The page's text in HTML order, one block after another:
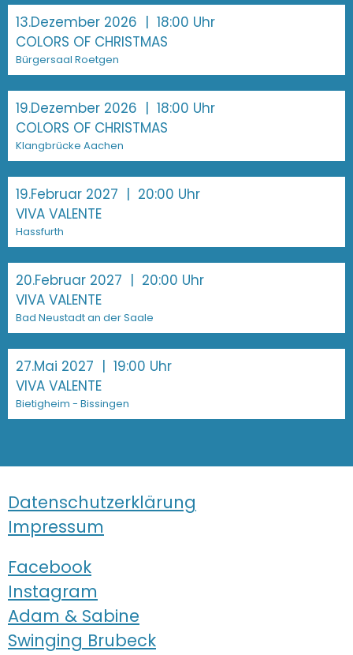
13.Dezember 2026 | 18:00 Uhr
COLORS OF CHRISTMAS
Bürgersaal Roetgen
19.Dezember 2026 | 18:00 Uhr
COLORS OF CHRISTMAS
Klangbrücke Aachen
19.Februar 2027 | 20:00 Uhr
VIVA VALENTE
Hassfurth
20.Februar 2027 | 20:00 Uhr
VIVA VALENTE
Bad Neustadt an der Saale
27.Mai 2027 | 19:00 Uhr
VIVA VALENTE
Bietigheim - Bissingen
Datenschutzerklärung
Impressum
Facebook
Instagram
Adam & Sabine
Swinging Brubeck